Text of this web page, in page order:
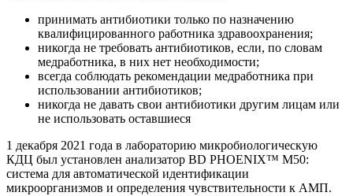
принимать антибиотики только по назначению
квалифицированного работника здравоохранения;
никогда не требовать антибиотиков, если, по словам
медработника, в них нет необходимости;
всегда соблюдать рекомендации медработника при
использовании антибиотиков;
никогда не давать свои антибиотики другим лицам или
не использовать оставшиеся
1 декабря 2021 года в лабораторию микробиологическую
КДЦ был установлен анализатор BD PHOENIX™ M50:
система для автоматической идентификации
микроорганизмов и определения чувствительности к АМП.